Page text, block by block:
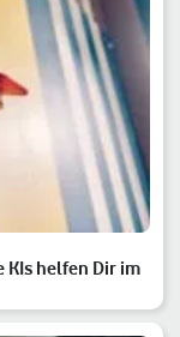
KIs helfen Dir im